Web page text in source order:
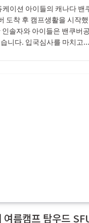
이션 아이들의 캐나다 밴
도착 후 캠프생활을 시작
솔자와 아이들은 밴쿠버
니다. 입국심사를 마치고…
름캠프 탐우드